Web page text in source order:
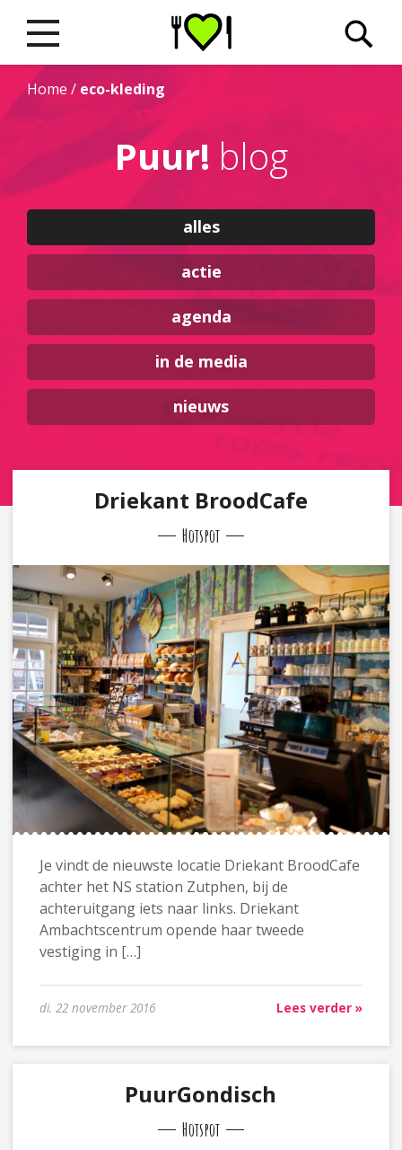
Home/ eco-kleding
Puur! blog
alles
actie
agenda
in de media
nieuws
Driekant BroodCafe
Hotspot
Je vindt de nieuwste locatie Driekant BroodCafe
achter het NS station Zutphen, bij de
achteruitgang iets naar links. Driekant
Ambachtscentrum opende haar tweede
vestiging in […]
di. 22 november 2016 Lees verder »
PuurGondisch
Hotspot